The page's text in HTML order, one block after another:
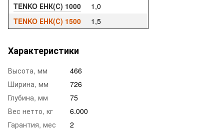
TENKO ЕНК(С) 1000
1,0
TENKO ЕНК(С) 1500
1,5
Характеристики
Высота, мм
466
Ширина, мм
726
Глубина, мм
75
Вес нетто, кг
6.000
Гарантия, мес
2